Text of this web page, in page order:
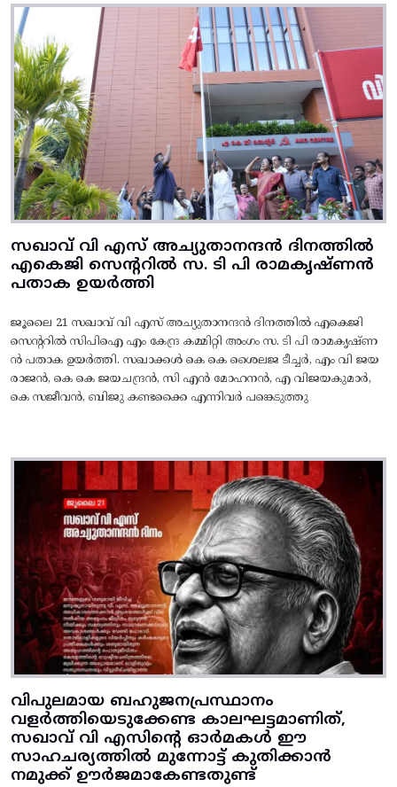
സഖാവ് വി എസ് അച്യുതാനന്ദൻ ദിനത്തിൽ
എകെജി സെന്ററിൽ സ. ടി പി രാമകൃഷ്‌ണൻ
പതാക ഉയർത്തി
ജൂലൈ 21 സഖാവ് വി എസ് അച്യുതാനന്ദൻ ദിനത്തിൽ എകെജി
സെന്ററിൽ സിപിഐ എം കേന്ദ്ര കമ്മിറ്റി അംഗം സ. ടി പി രാമകൃഷ്‌ണ
ൻ പതാക ഉയർത്തി. സഖാക്കൾ കെ കെ ശൈലജ ടീച്ചർ, എം വി ജയ
രാജൻ, കെ കെ ജയചന്ദ്രൻ, സി എൻ മോഹനൻ, എ വിജയകുമാർ,
കെ സജീവൻ, ബിജു കണ്ടക്കൈ എന്നിവർ പങ്കെടുത്തു
വിപുലമായ ബഹുജനപ്രസ്ഥാനം
വളർത്തിയെടുക്കേണ്ട കാലഘട്ടമാണിത്,
സഖാവ് വി എസിന്റെ ഓർമകൾ ഈ
സാഹചര്യത്തിൽ മുന്നോട്ട്‌ കുതിക്കാൻ
നമുക്ക് ഊർജമാകേണ്ടതുണ്ട്